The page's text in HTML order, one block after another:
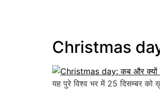
Christmas
यह पुरे विश्व भर में 25 दिसम्बर को